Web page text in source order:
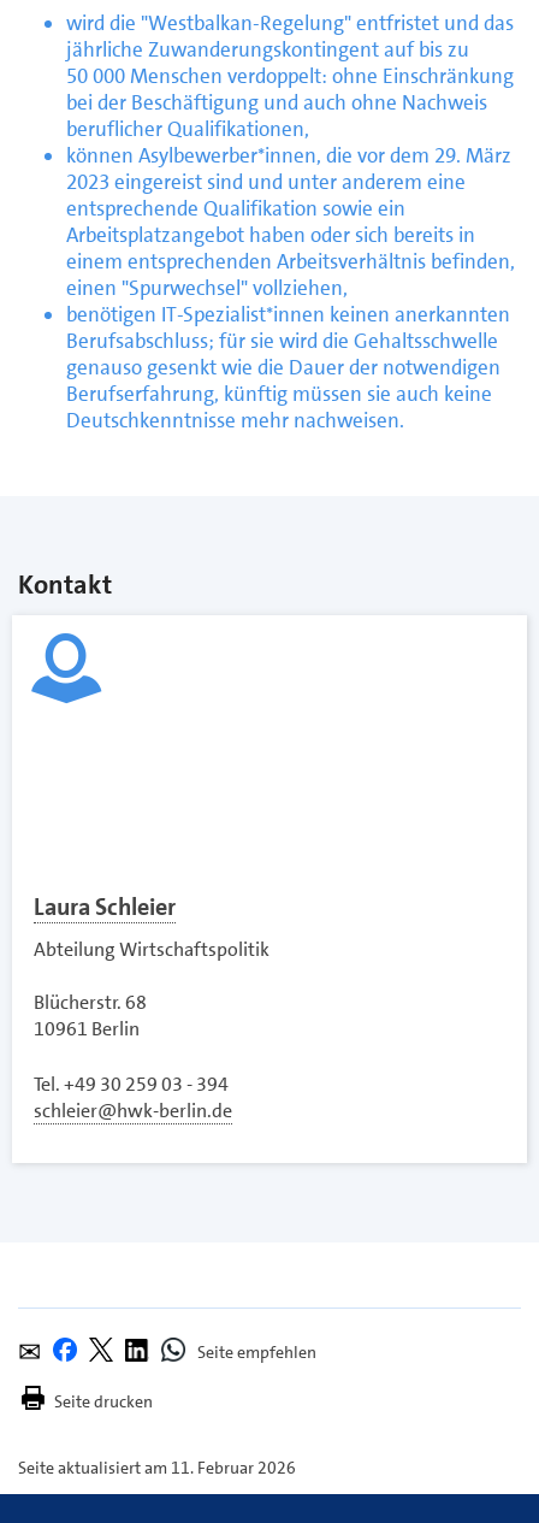
wird die "Westbalkan-Regelung" entfristet und das
jährliche Zuwanderungskontingent auf bis zu
50 000 Menschen verdoppelt: ohne Einschränkung
bei der Beschäftigung und auch ohne Nachweis
beruflicher Qualifikationen,
können Asylbewerber*innen, die vor dem 29. März
2023 eingereist sind und unter anderem eine
entsprechende Qualifikation sowie ein
Arbeitsplatzangebot haben oder sich bereits in
einem entsprechenden Arbeitsverhältnis befinden,
einen "Spurwechsel" vollziehen,
benötigen IT-Spezialist*innen keinen anerkannten
Berufsabschluss; für sie wird die Gehaltsschwelle
genauso gesenkt wie die Dauer der notwendigen
Berufserfahrung, künftig müssen sie auch keine
Deutschkenntnisse mehr nachweisen.
Kontakt
Laura Schleier
Abteilung Wirtschaftspolitik
Blücherstr. 68
10961 Berlin
Tel. +49 30 259 03 - 394
schleier@hwk-berlin.de
empfehlen
Per
E-
versenden
Bei
Facebook
Bei
X
Bei Bei
Seite drucken
Seite aktualisiert am 11. Februar 2026